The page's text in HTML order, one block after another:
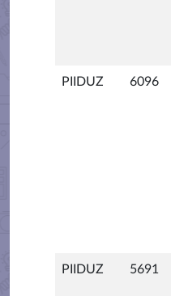
PIIDUZ 6096
PIIDUZ 5691